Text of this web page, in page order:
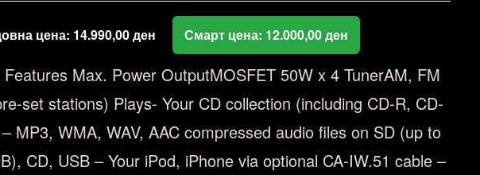
цена: 14.990,00ден Смарт цена: 12.000,00ден
Features Max. Power OutputMOSFET 50W x 4 TunerAM, FM
set stations) Plays- Your CD collection (including CD-R, CD-
MP3, WMA, WAV, AAC compressed audio files on SD (up to
CD, USB – Your iPod, iPhone via optional CA-IW.51 cable –